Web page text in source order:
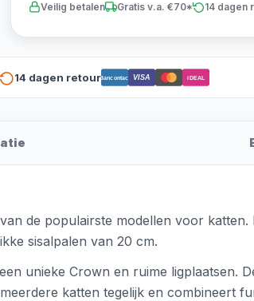
Veilig betalen Gratis v.a. €70* 14 dagen
14 dagen retourBancontact VISA iDEAL
de populairste modellen voor katten.
sisalpalen van 20 cm.
unieke Crown en ruime ligplaatsen.
katten tegelijk en combineert